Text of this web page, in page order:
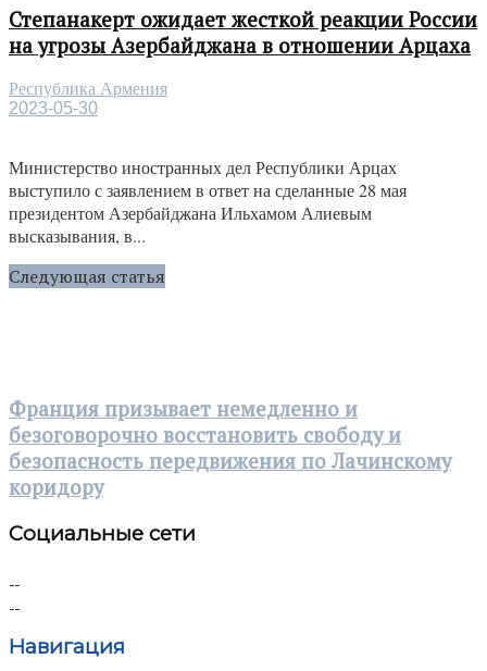
Степанакерт ожидает жесткой реакции России
на угрозы Азербайджана в отношении Арцаха
Республика Армения
2023-05-30
Министерство иностранных дел Республики Арцах
выступило с заявлением в ответ на сделанные 28 мая
президентом Азербайджана Ильхамом Алиевым
высказывания, в...
Следующая статья
Франция призывает немедленно и
безоговорочно восстановить свободу и
безопасность передвижения по Лачинскому
коридору
Социальные сети
Навигация